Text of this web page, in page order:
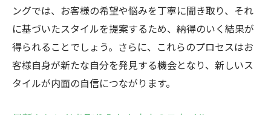
40代の個性を映し出す高崎市の理容室の技術
個性を大切にしたスタイル提案
技術力の高さが生む理想のスタイル
40代のためのカット技術のポイント
カラーリングで個性を引き立てる方法
ングでは、お客様の希望や悩みを丁寧に聞き取り、それ
に基づいたスタイルを提案するため、納得のいく結果が
得られることでしょう。さらに、これらのプロセスはお
客様自身が新たな自分を発見する機会となり、新しいス
タイルが内面の自信につながります。